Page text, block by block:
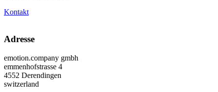
Kontakt
Adresse
emotion.company gmbh
emmenhofstrasse 4
4552 Derendingen
switzerland